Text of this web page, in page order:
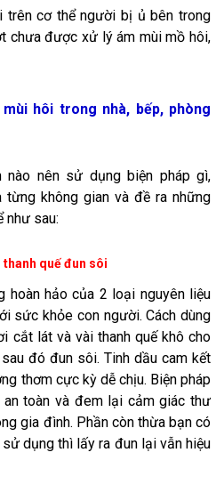
trên cơ thể người bị ủ bên trong
chưa được xử lý ám mùi mồ hôi,
hôi trong nhà, bếp, phòng
nên sử dụng biện pháp gì,
từng không gian và đề ra những
như sau:
quế đun sôi
hoàn hảo của 2 loại nguyên liệu
sức khỏe con người. Cách dùng
cắt lát và vài thanh quế khô cho
đó đun sôi. Tinh dầu cam kết
thơm cực kỳ dễ chịu. Biện pháp
toàn và đem lại cảm giác thư
gia đình. Phần còn thừa bạn có
dụng thì lấy ra đun lại vẫn hiệu